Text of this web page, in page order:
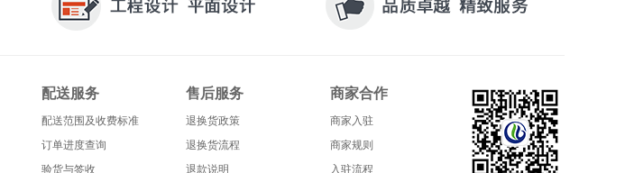
配送服务
配送范围及收费标准
订单进度查询
验货与签收
售后服务
退换货政策
退换货流程
退款说明
商家合作
商家入驻
商家规则
入驻流程